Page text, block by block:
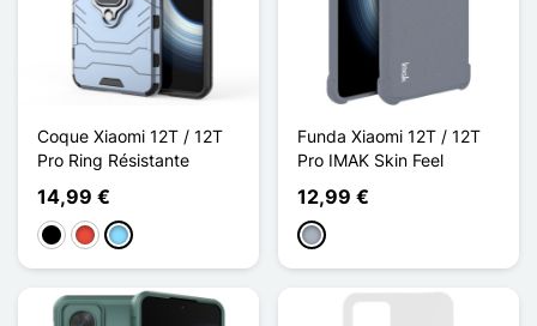
Coque Xiaomi 12T / 12T
Pro Ring Résistante
14,99 €
NegroRojoAzul claro
Funda Xiaomi 12T / 12T
Pro IMAK Skin Feel
12,99 €
Gris